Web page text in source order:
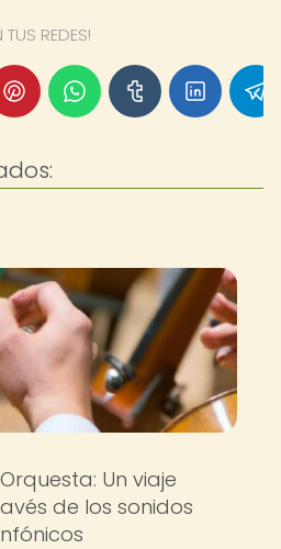
REDES!
Un viaje
de los sonidos